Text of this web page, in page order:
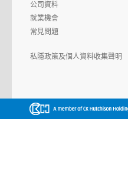
公司資料
就業機會
常見問題
私隱政策及個人資料收集聲明